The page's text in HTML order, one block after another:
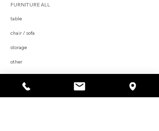
FURNITURE ALL
table
chair / sofa
storage
other
object
SOLD OUT